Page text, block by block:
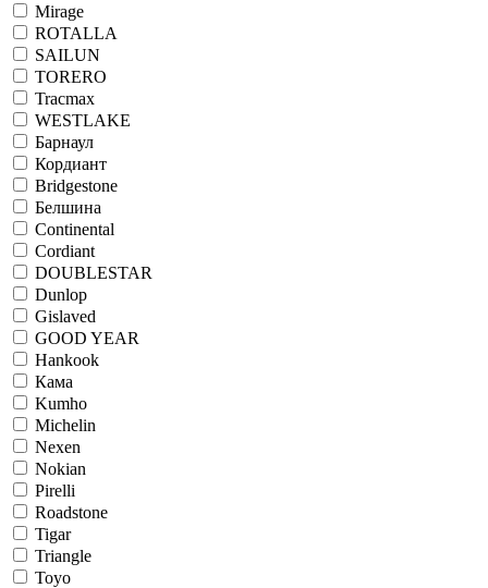
Mirage
ROTALLA
SAILUN
TORERO
Tracmax
WESTLAKE
Барнаул
Кордиант
Bridgestone
Белшина
Continental
Cordiant
DOUBLESTAR
Dunlop
Gislaved
GOOD YEAR
Hankook
Кама
Kumho
Michelin
Nexen
Nokian
Pirelli
Roadstone
Tigar
Triangle
Toyo